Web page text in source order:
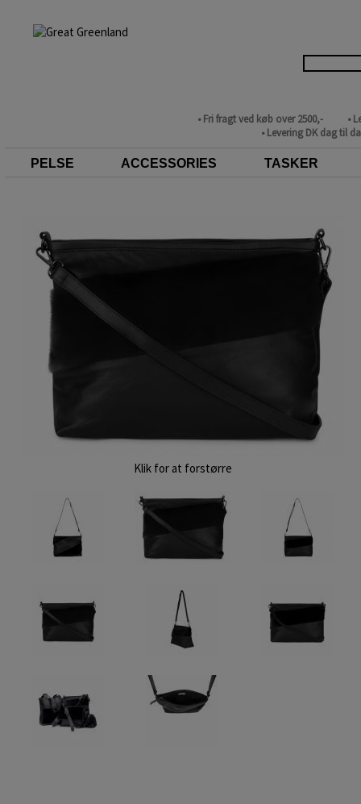
• Fri fragt ved køb over 2500,-
•
• Levering DK dag til
PELSE ACCESSORIES TASKER
Klik for at forstørre